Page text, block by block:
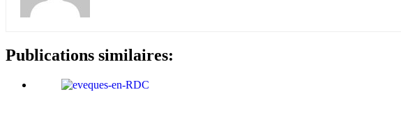
Publications similaires: